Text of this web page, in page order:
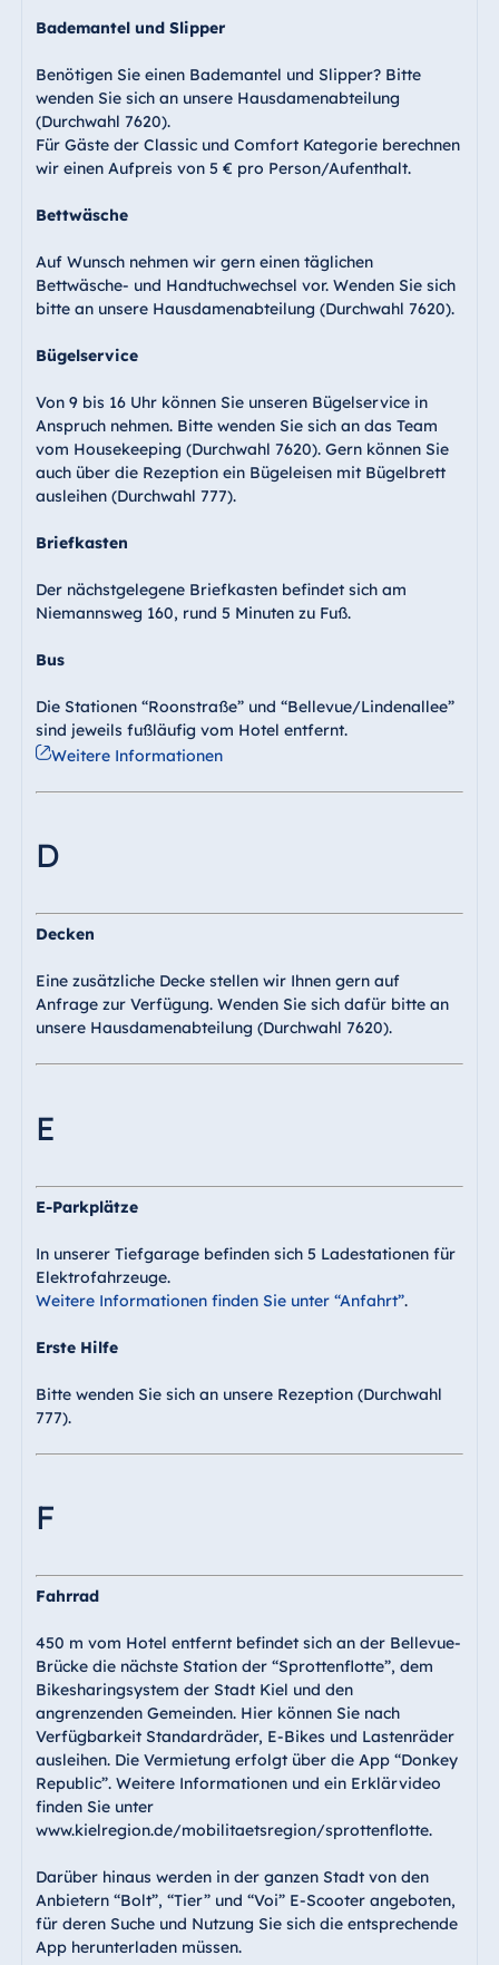
Bademantel und Slipper
Benötigen Sie einen Bademantel und Slipper? Bitte
wenden Sie sich an unsere Hausdamenabteilung
(Durchwahl 7620).
Für Gäste der Classic und Comfort Kategorie berechnen
wir einen Aufpreis von 5 € pro Person/Aufenthalt.
Bettwäsche
Auf Wunsch nehmen wir gern einen täglichen
Bettwäsche- und Handtuchwechsel vor. Wenden Sie sich
bitte an unsere Hausdamenabteilung (Durchwahl 7620).
Bügelservice
Von 9 bis 16 Uhr können Sie unseren Bügelservice in
Anspruch nehmen. Bitte wenden Sie sich an das Team
vom Housekeeping (Durchwahl 7620). Gern können Sie
auch über die Rezeption ein Bügeleisen mit Bügelbrett
ausleihen (Durchwahl 777).
Briefkasten
Der nächstgelegene Briefkasten befindet sich am
Niemannsweg 160, rund 5 Minuten zu Fuß.
Bus
Die Stationen “Roonstraße” und “Bellevue/Lindenallee”
sind jeweils fußläufig vom Hotel entfernt.
Weitere Informationen
D
Decken
Eine zusätzliche Decke stellen wir Ihnen gern auf
Anfrage zur Verfügung. Wenden Sie sich dafür bitte an
unsere Hausdamenabteilung (Durchwahl 7620).
E
E-Parkplätze
In unserer Tiefgarage befinden sich 5 Ladestationen für
Elektrofahrzeuge.
Weitere Informationen finden Sie unter “Anfahrt”.
Erste Hilfe
Bitte wenden Sie sich an unsere Rezeption (Durchwahl
777).
F
Fahrrad
450 m vom Hotel entfernt befindet sich an der Bellevue-
Brücke die nächste Station der “Sprottenflotte”, dem
Bikesharingsystem der Stadt Kiel und den
angrenzenden Gemeinden. Hier können Sie nach
Verfügbarkeit Standardräder, E-Bikes und Lastenräder
ausleihen. Die Vermietung erfolgt über die App “Donkey
Republic”. Weitere Informationen und ein Erklärvideo
finden Sie unter
www.kielregion.de/mobilitaetsregion/sprottenflotte.
Darüber hinaus werden in der ganzen Stadt von den
Anbietern “Bolt”, “Tier” und “Voi” E-Scooter angeboten,
für deren Suche und Nutzung Sie sich die entsprechende
App herunterladen müssen.